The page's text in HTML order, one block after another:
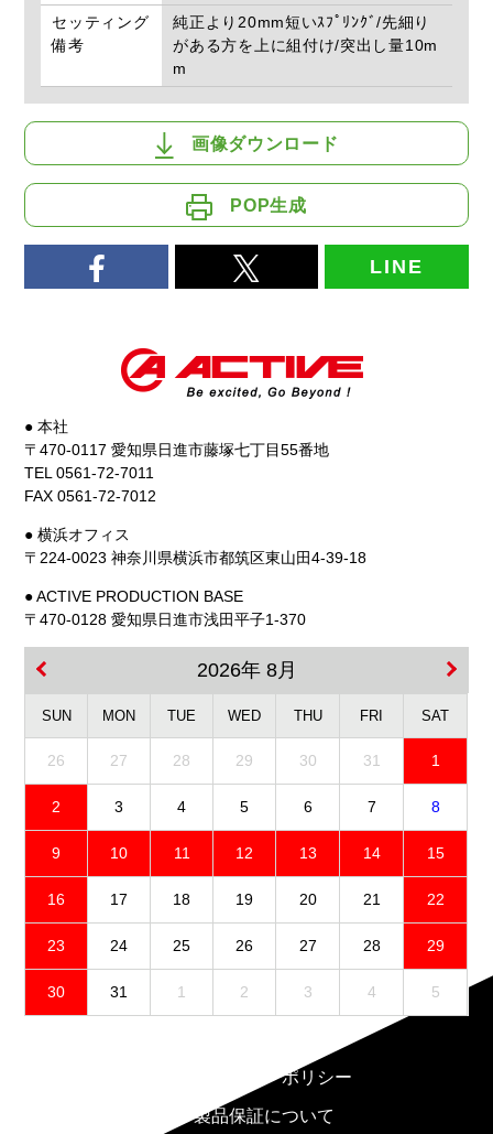
セッティング
備考
純正より20mm短いｽﾌﾟﾘﾝｸﾞ/先細り
がある方を上に組付け/突出し量10m
m
画像ダウンロード
POP生成
LINE
● 本社
〒470-0117 愛知県日進市藤塚七丁目55番地
TEL 0561-72-7011
FAX 0561-72-7012
● 横浜オフィス
〒224-0023 神奈川県横浜市都筑区東山田4-39-18
● ACTIVE PRODUCTION BASE
〒470-0128 愛知県日進市浅田平子1-370
2026年 8月
SUN MON TUE WED THU FRI SAT
26 27 28 29 30 31 1
2 3 4 5 6 7 8
9 10 11 12 13 14 15
16 17 18 19 20 21 22
23 24 25 26 27 28 29
30 31 1 2 3 4 5
プライバシーポリシー
製品保証について